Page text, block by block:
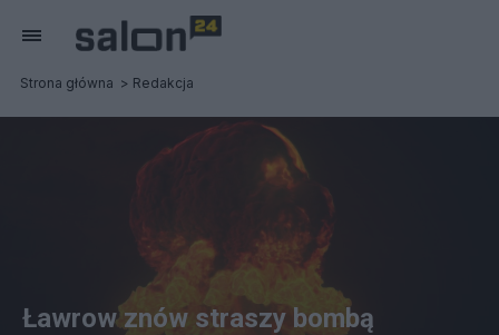
Strona główna Redakcja
Ławrow znów straszy bombą